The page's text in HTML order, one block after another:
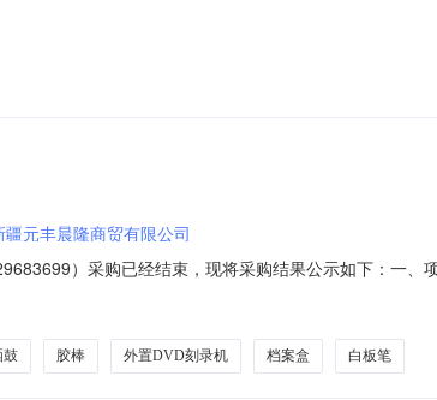
人名称：乌鲁木齐市天山区青年路街道办事处联系人
疆元丰晨隆商贸有限公司
）采购已经结束，现将采购结果公示如下：一、
间:-二、采购单位信息采购单位名称:乌鲁木齐市天山区
鼓 胶棒 外置DVD刻录机 档案盒 白板笔